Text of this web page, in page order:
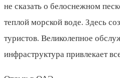
не сказать о белоснежном
теплой морской воде. Здесь
туристов. Великолепное
инфраструктура привлекает